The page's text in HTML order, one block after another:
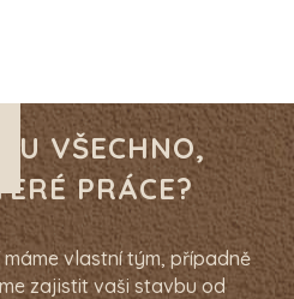
VŠECHNO,
PRÁCE?
vlastní tým, případně
zajistit vaši stavbu od